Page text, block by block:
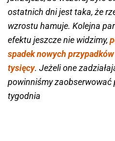
ostatnich dni jest taka, że
wzrostu hamuje. Kolejna
efektu jeszcze nie widzimy,
spadek nowych
tysięcy. Jeżeli one
powinniśmy zaobserwować
tygodnia